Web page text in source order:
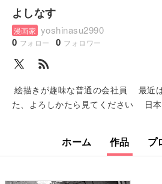
よしなす
漫画家 yoshinasu2990
0 フォロー 0 フォロワー
rss_feed
絵描きが趣味な普通の会社員 最近
た、よろしかたら見てください 日
ホーム 作品 プ